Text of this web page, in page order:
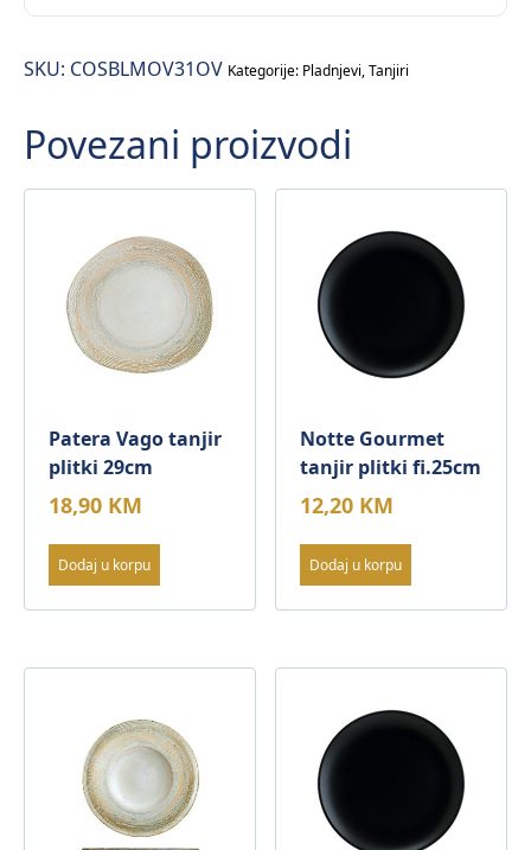
Moove
–
količina
SKU: COSBLMOV31OV Kategorije: Pladnjevi,Tanjiri
Povezani proizvodi
Patera Vago tanjir
plitki 29cm
18,90 KM
Dodaj u korpu
Notte Gourmet
tanjir plitki fi.25cm
12,20 KM
Dodaj u korpu